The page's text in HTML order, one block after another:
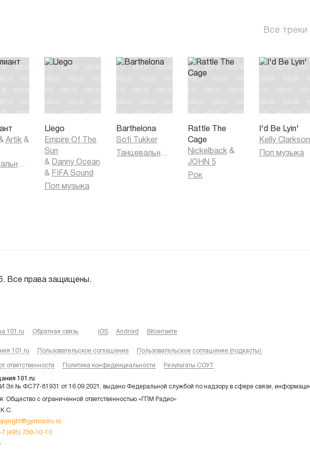
Все треки
Artik &
Танцевальная музыка
Llego
Empire Of The
Sun
&
Danny Ocean
& FIFA Sound
Поп музыка
Barthelona
Sofi Tukker
Танцевальная музыка
Rattle The
Cage
Nickelback &
JOHN 5
Рок
I'd Be Lyin'
Kelly Clarkson
Поп музыка
Все права защищены.
101.ru Обратная связь iOS Android ВКонтакте
101.ru Пользовательское соглашение Пользовательское соглашение (подкасты)
ответственности Политика конфиденциальности Результаты СОУТ
101.ru
Эл № ФС77-81931 от 16.09.2021, выдано Федеральной службой по надзору в сфере связи,
Общество с ограниченной ответственностью «ГПМ Радио»
(495) 730-10-10